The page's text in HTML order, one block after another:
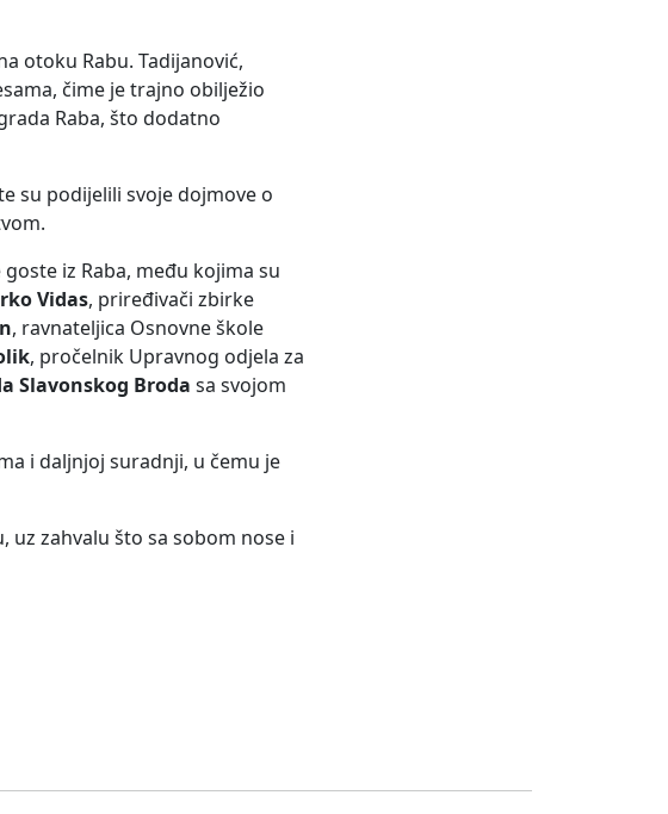
otoku Rabu. Tadijanović,
čime je trajno obilježio
Raba, što dodatno
su podijelili svoje dojmove o
iz Raba, među kojima su
Vidas, priređivači zbirke
, ravnateljica Osnovne škole
, pročelnik Upravnog odjela za
Slavonskog Broda sa svojom
i daljnjoj suradnji, u čemu je
zahvalu što sa sobom nose i